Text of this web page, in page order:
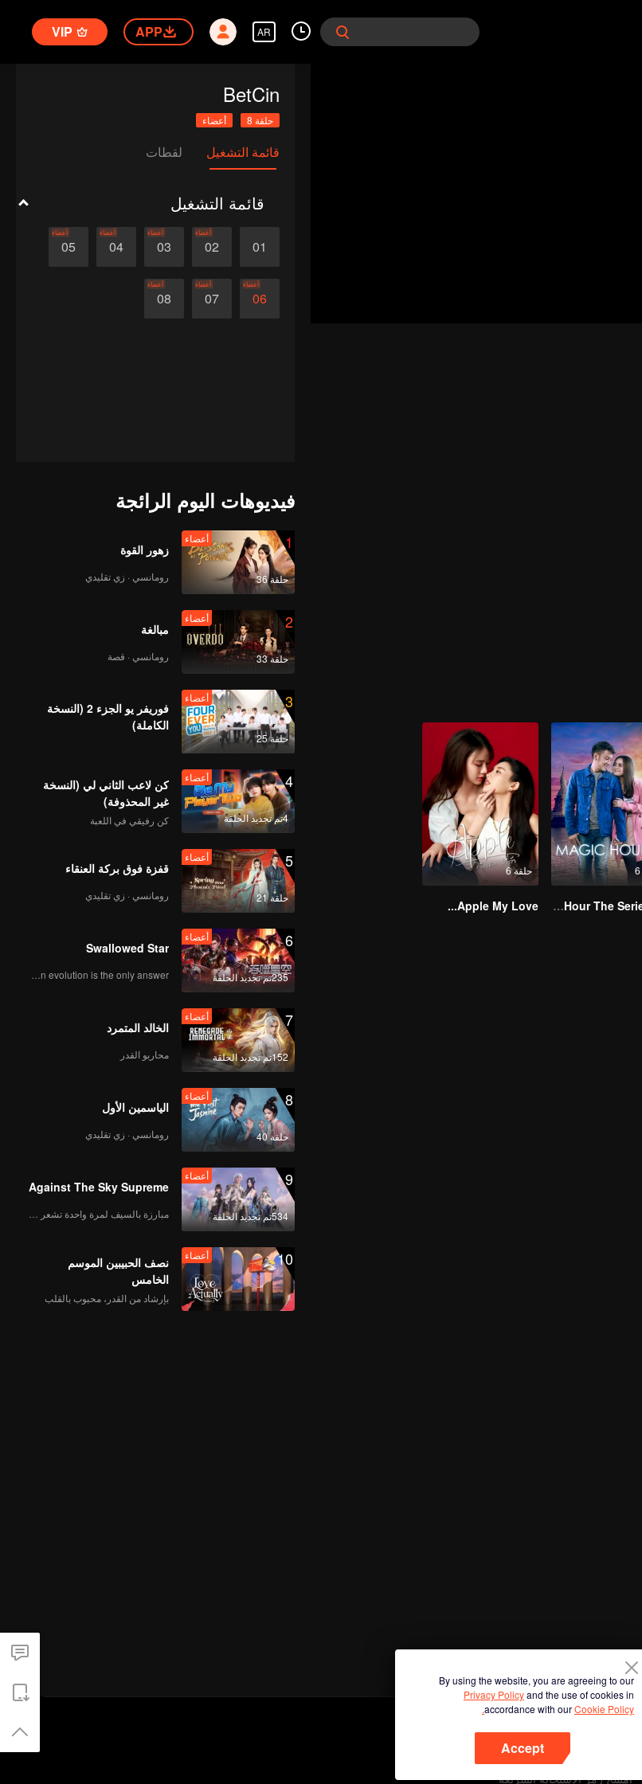
AR
APP
VIP
BetCin
حلقة 8 أعضاء
قائمة التشغيل لقطات
قائمة التشغيل
01
02
أعضاء
03
أعضاء
04
أعضاء
05
أعضاء
06
أعضاء
07
أعضاء
08
أعضاء
Magic Hour The Series S2
حلقة 6
Apple My Love...
فيديوهات اليوم الرائجة
1
حلقة 36
أعضاء
زهور القوة
رومانسي · زي تقليدي
2
حلقة 33
أعضاء
مبالغة
رومانسي · قصة
3
حلقة 25
أعضاء
فوريفر يو الجزء 2 (النسخة
الكاملة)
4
4تم تجديد الحلقة
أعضاء
كن لاعب الثاني لي (النسخة
غير المحذوفة)
كن رفيقي في اللعبة
5
حلقة 21
أعضاء
قفزة فوق بركة العنقاء
رومانسي · زي تقليدي
6
235تم تجديد الحلقة
أعضاء
Swallowed Star
Human evolution is the only answer.
7
152تم تجديد الحلقة
أعضاء
الخالد المتمرد
محاربو القدر
8
حلقة 40
أعضاء
الياسمين الأول
رومانسي · زي تقليدي
9
534تم تجديد الحلقة
أعضاء
Against The Sky Supreme
10 أعضاء
نصف الحبيبين الموسم
الخامس
بإرشاد من القدر، محبوب بالقلب
By using the website, you are agreeing to our
Privacy Policyand the use of cookies in
accordance with ourCookie Policy.
Accept
امسح رمز الاستجابة السريعة